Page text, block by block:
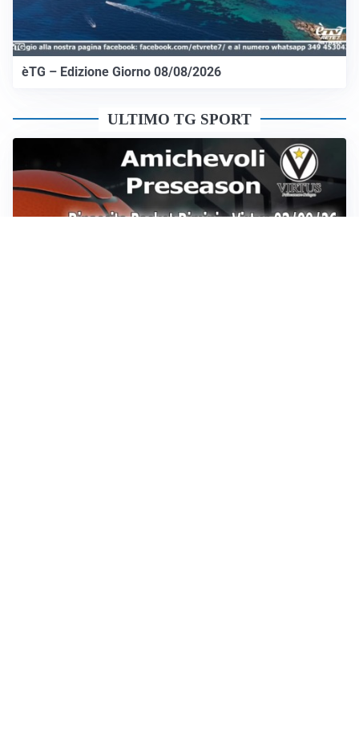
èTG – Edizione Giorno 08/08/2026
ULTIMO TG SPORT